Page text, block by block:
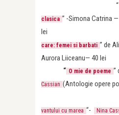
“
clasica ” -Simona
lei
care: femei si barbati ” de
Aurora
“ O mie de poeme ”
Cassian (Antologie opere
vantului cu marea “- Nina